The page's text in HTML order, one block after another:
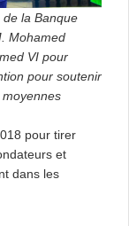
de la Banque
Mohamed
VI pour
pour soutenir
pour tirer
et
dans les